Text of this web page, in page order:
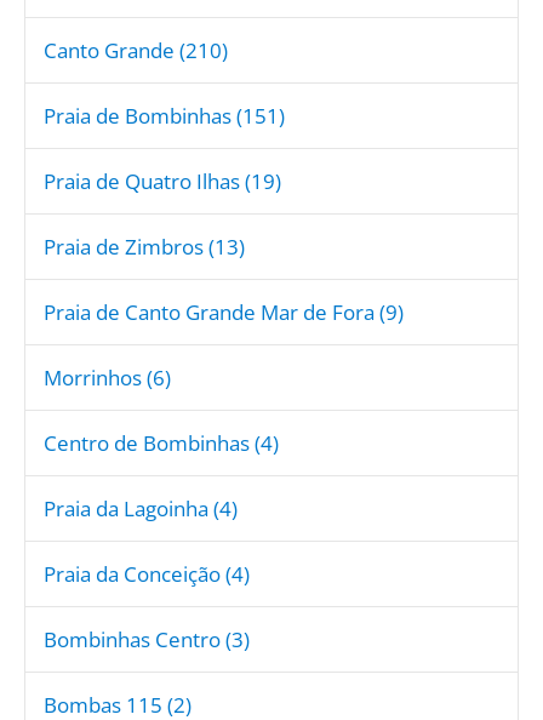
Canto Grande (210)
Praia de Bombinhas (151)
Praia de Quatro Ilhas (19)
Praia de Zimbros (13)
Praia de Canto Grande Mar de Fora (9)
Morrinhos (6)
Centro de Bombinhas (4)
Praia da Lagoinha (4)
Praia da Conceição (4)
Bombinhas Centro (3)
Bombas 115 (2)